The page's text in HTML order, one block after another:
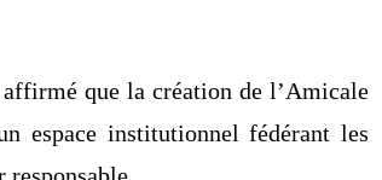
que la création de l’Amicale
espace institutionnel fédérant les